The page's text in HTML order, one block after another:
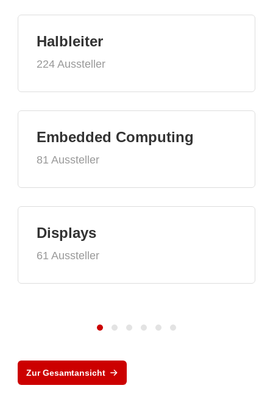
Halbleiter
224 Aussteller
Embedded Computing
81 Aussteller
Displays
61 Aussteller
Zur Gesamtansicht